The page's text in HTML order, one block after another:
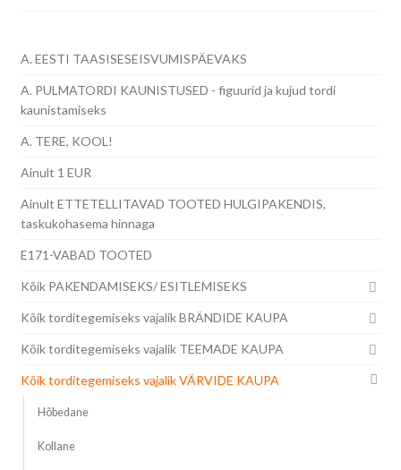
A. EESTI TAASISESEISVUMISPÄEVAKS
A. PULMATORDI KAUNISTUSED - figuurid ja kujud tordi
kaunistamiseks
A. TERE, KOOL!
Ainult 1 EUR
Ainult ETTETELLITAVAD TOOTED HULGIPAKENDIS,
taskukohasema hinnaga
E171-VABAD TOOTED
Kõik PAKENDAMISEKS/ ESITLEMISEKS
Kõik torditegemiseks vajalik BRÄNDIDE KAUPA
Kõik torditegemiseks vajalik TEEMADE KAUPA
Kõik torditegemiseks vajalik VÄRVIDE KAUPA
Hõbedane
Kollane